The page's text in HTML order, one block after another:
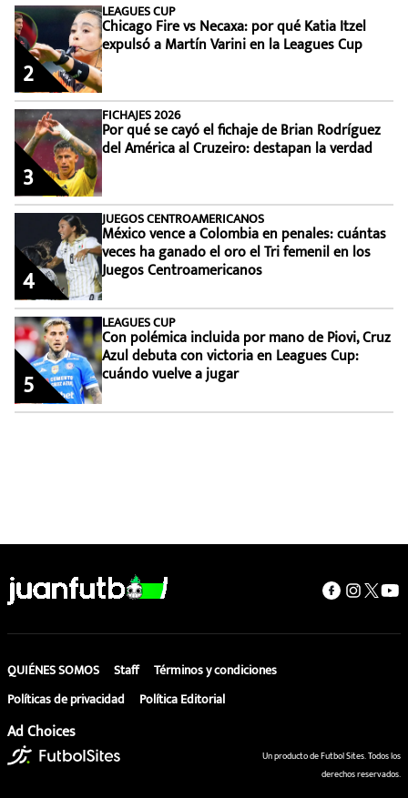
LEAGUES CUP
Chicago Fire vs Necaxa: por qué Katia Itzel
expulsó a Martín Varini en la Leagues Cup
2
FICHAJES 2026
Por qué se cayó el fichaje de Brian Rodríguez
del América al Cruzeiro: destapan la verdad
3
JUEGOS CENTROAMERICANOS
México vence a Colombia en penales: cuántas
veces ha ganado el oro el Tri femenil en los
Juegos Centroamericanos
4
LEAGUES CUP
Con polémica incluida por mano de Piovi, Cruz
Azul debuta con victoria en Leagues Cup:
cuándo vuelve a jugar
5
QUIÉNES SOMOS Staff
Términos y condiciones
Políticas de privacidad
Política Editorial
Ad Choices
Un producto de Futbol Sites. Todos los
derechos reservados.